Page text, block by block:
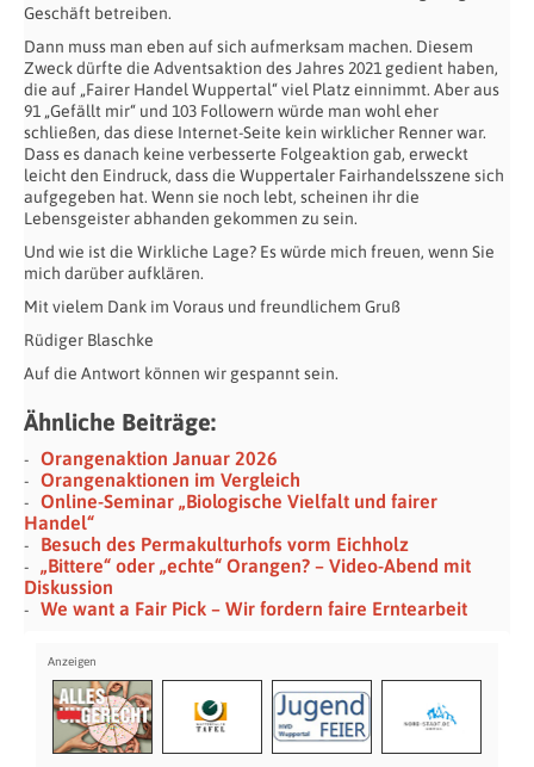
Geschäft betreiben.
Dann muss man eben auf sich aufmerksam machen. Diesem
Zweck dürfte die Adventsaktion des Jahres 2021 gedient haben,
die auf „Fairer Handel Wuppertal“ viel Platz einnimmt. Aber aus
91 „Gefällt mir“ und 103 Followern würde man wohl eher
schließen, das diese Internet-Seite kein wirklicher Renner war.
Dass es danach keine verbesserte Folgeaktion gab, erweckt
leicht den Eindruck, dass die Wuppertaler Fairhandelsszene sich
aufgegeben hat. Wenn sie noch lebt, scheinen ihr die
Lebensgeister abhanden gekommen zu sein.
Und wie ist die Wirkliche Lage? Es würde mich freuen, wenn Sie
mich darüber aufklären.
Mit vielem Dank im Voraus und freundlichem Gruß
Rüdiger Blaschke
Auf die Antwort können wir gespannt sein.
Ähnliche Beiträge:
Orangenaktion Januar 2026
Orangenaktionen im Vergleich
Online-Seminar „Biologische Vielfalt und fairer
Handel“
Besuch des Permakulturhofs vorm Eichholz
„Bittere“ oder „echte“ Orangen? – Video-Abend mit
Diskussion
We want a Fair Pick – Wir fordern faire Erntearbeit